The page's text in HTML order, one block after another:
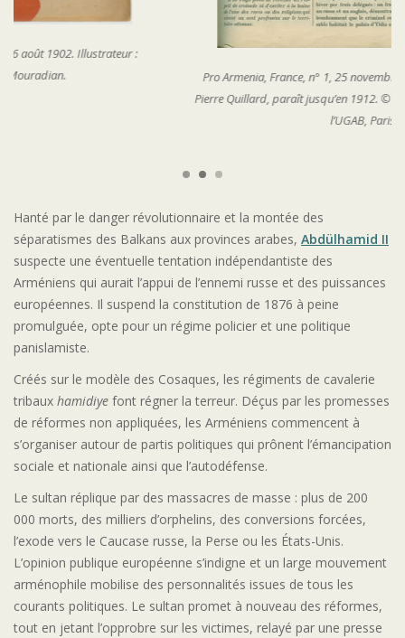
Pro Armenia, France, n° 1, 25 novembre 1900. Revue, dirigée par
Pierre Quillard, paraît jusqu’en 1912. © Coll. Bibliothèque Nubar de
Hanté par le danger révolutionnaire et la montée des
séparatismes des Balkans aux provinces arabes, Abdülhamid II
suspecte une éventuelle tentation indépendantiste des
Arméniens qui aurait l’appui de l’ennemi russe et des puissances
européennes. Il suspend la constitution de 1876 à peine
promulguée, opte pour un régime policier et une politique
panislamiste.
Créés sur le modèle des Cosaques, les régiments de cavalerie
tribaux hamidiye font régner la terreur. Déçus par les promesses
de réformes non appliquées, les Arméniens commencent à
s’organiser autour de partis politiques qui prônent l’émancipation
sociale et nationale ainsi que l’autodéfense.
Le sultan réplique par des massacres de masse : plus de 200
000 morts, des milliers d’orphelins, des conversions forcées,
l’exode vers le Caucase russe, la Perse ou les États-Unis.
L’opinion publique européenne s’indigne et un large mouvement
arménophile mobilise des personnalités issues de tous les
courants politiques. Le sultan promet à nouveau des réformes,
tout en jetant l’opprobre sur les victimes, relayé par une presse